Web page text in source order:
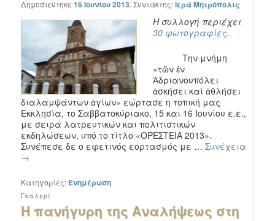
Δημοσιεύτηκε16 Ιουνίου 2013.Συντάκτης:Ιερά Μητρόπολις
Η συλλογή περιέχει
30 φωτογραφίες.
Την μνήμη
«τῶν ἐν
Ἀδριανουπόλει
ἀσκήσει καί ἀθλήσει
διαλαμψάντων ἁγίων» εώρτασε η τοπική μας
Εκκλησία, το Σαββατοκύριακο, 15 και 16 Ιουνίου ε.ε.,
με σειρά λατρευτικών και πολιτιστικών
εκδηλώσεων, υπό το τίτλο «ΟΡΕΣΤΕΙΑ 2013».
Συνέπεσε δε ο εφετινός εορτασμός με …Συνέχεια
→
Κατηγορίες: Ενημέρωση
Η πανήγυρη της Αναλήψεως στη
Γκαλερί